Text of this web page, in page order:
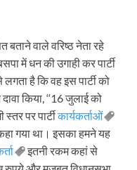
बताने वाले वरिष्ठ नेता रहे
में धन की उगाही कर पार्टी
है कि वह इस पार्टी को
किया, ‘‘16 जुलाई को
पर पार्टीकार्यकर्ताओं
गया था। इसका हमने यह
इतनी रकम कहां से